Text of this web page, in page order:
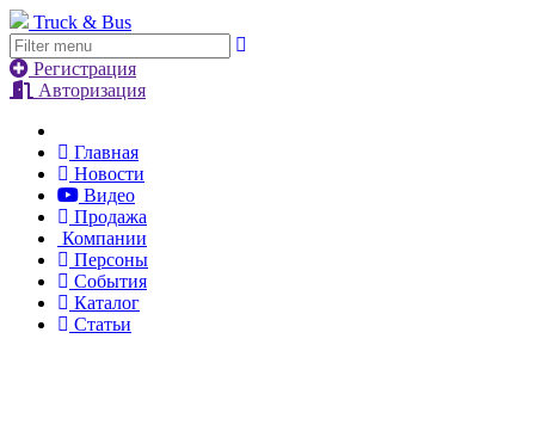
Truck & Bus
Регистрация
Авторизация
Главная
Новости
Видео
Продажа
Компании
Персоны
События
Каталог
Статьи